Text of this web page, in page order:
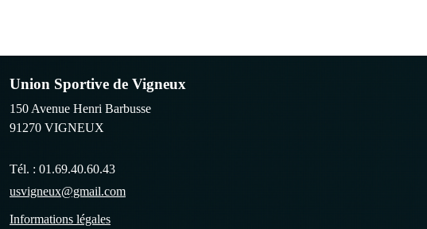
Union Sportive de Vigneux
150 Avenue Henri Barbusse
91270 VIGNEUX
Tél. : 01.69.40.60.43
usvigneux@gmail.com
Informations légales